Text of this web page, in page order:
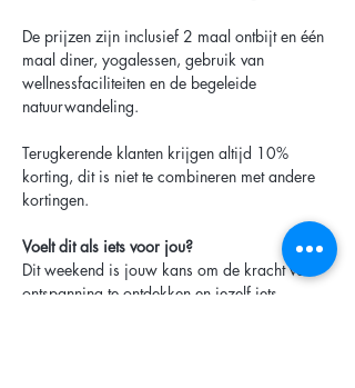
De prijzen zijn inclusief 2 maal ontbijt en één
maal diner, yogalessen, gebruik van
wellnessfaciliteiten en de begeleide
natuurwandeling.
Terugkerende klanten krijgen altijd 10%
korting, dit is niet te combineren met andere
kortingen.
Voelt dit als iets voor jou?
Dit weekend is jouw kans om de kracht van
ontspanning te ontdekken en jezelf iets